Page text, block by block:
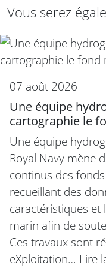
Vous serez
07 août 2026
Une équipe
cartographie le
Une équipe
Royal Navy mène
continus des
recueillant des
caractéristiques
marin afin de
Ces travaux sont
eXploitation… Lire